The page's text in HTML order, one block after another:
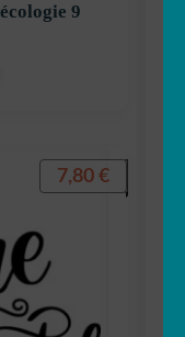
9
7,80 €